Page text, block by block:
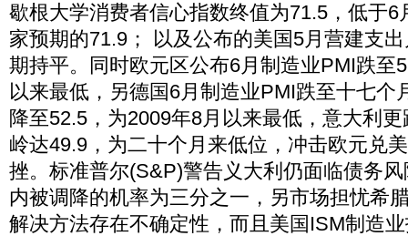
歇根大学消费者信心指数终值为71.5，低于6
家预期的71.9； 以及公布的美国5月营建支
期持平。同时欧元区公布6月制造业PMI跌至
以来最低，另德国6月制造业PMI跌至十七个
降至52.5，为2009年8月以来最低，意大利
岭达49.9，为二十个月来低位，冲击欧元兑
挫。标准普尔(S&P)警告义大利仍面临债务
内被调降的机率为三分之一，另市场担忧希
解决方法存在不确定性，而且美国ISM制造